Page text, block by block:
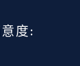
度: